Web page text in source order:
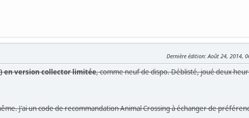
Dernière édition: Août 24, 2014,
en version collector limitée, comme neuf de dispo. Déblisté, joué deux
J'ai un code de recommandation Animal Crossing à échanger de